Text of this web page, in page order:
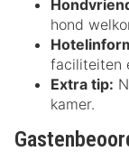
hond
faciliteiten
Extra tip:
kamer.